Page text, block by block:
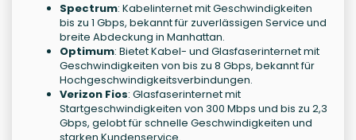
Spectrum: Kabelinternet mit Geschwindigkeiten
bis zu 1 Gbps, bekannt für zuverlässigen Service und
breite Abdeckung in Manhattan.
Optimum: Bietet Kabel- und Glasfaserinternet mit
Geschwindigkeiten von bis zu 8 Gbps, bekannt für
Hochgeschwindigkeitsverbindungen.
Verizon Fios: Glasfaserinternet mit
Startgeschwindigkeiten von 300 Mbps und bis zu 2,3
Gbps, gelobt für schnelle Geschwindigkeiten und